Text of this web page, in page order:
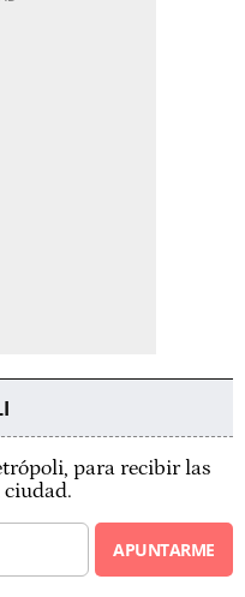
para recibir las
APUNTARME